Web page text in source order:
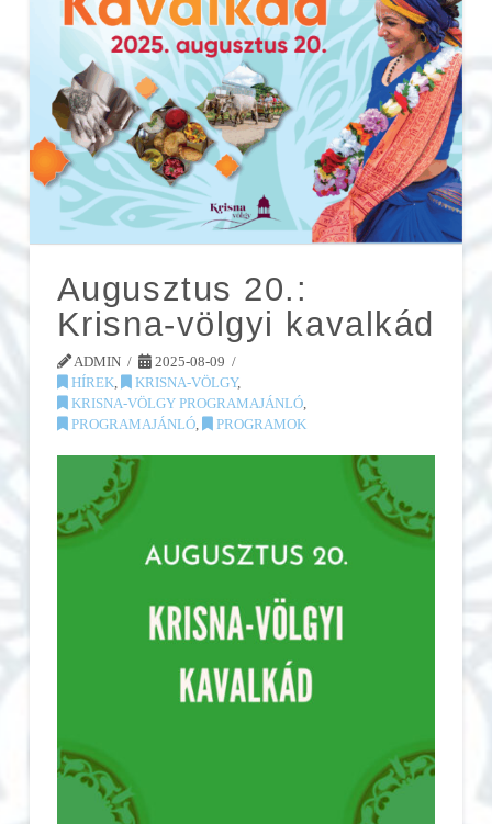
Augusztus 20.:
Krisna-völgyi kavalkád
ADMIN
2025-08-09
HÍREK, KRISNA-VÖLGY,
KRISNA-VÖLGY PROGRAMAJÁNLÓ,
PROGRAMAJÁNLÓ, PROGRAMOK